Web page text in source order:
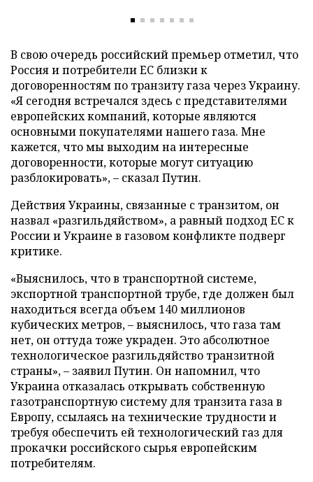
В свою очередь российский премьер отметил, что
Россия и потребители ЕС близки к
договоренностям по транзиту газа через Украину.
«Я сегодня встречался здесь с представителями
европейских компаний, которые являются
основными покупателями нашего газа. Мне
кажется, что мы выходим на интересные
договоренности, которые могут ситуацию
разблокировать», – сказал Путин.
Действия Украины, связанные с транзитом, он
назвал «разгильдяйством», а равный подход ЕС к
России и Украине в газовом конфликте подверг
критике.
«Выяснилось, что в транспортной системе,
экспортной транспортной трубе, где должен был
находиться всегда объем 140 миллионов
кубических метров, – выяснилось, что газа там
нет, он оттуда тоже украден. Это абсолютное
технологическое разгильдяйство транзитной
страны», – заявил Путин. Он напомнил, что
Украина отказалась открывать собственную
газотранспортную систему для транзита газа в
Европу, ссылаясь на технические трудности и
требуя обеспечить ей технологический газ для
прокачки российского сырья европейским
потребителям.